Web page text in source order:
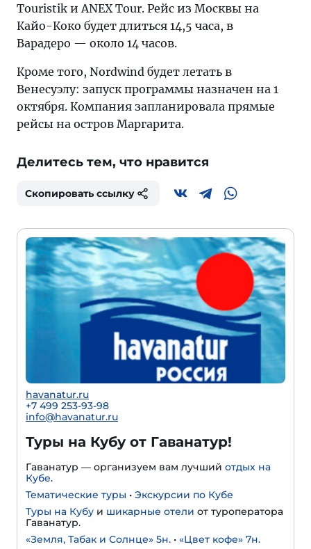
Touristik и ANEX Tour. Рейс из Москвы на
Кайо-Коко будет длиться 14,5 часа, в
Варадеро — около 14 часов.
Кроме того, Nordwind будет летать в
Венесуэлу: запуск программы назначен на 1
октября. Компания запланировала прямые
рейсы на остров Маргарита.
Делитесь тем, что нравится
Скопировать ссылку
havanatur.ru
+7 499 253-93-98
info@havanatur.ru
Туры на Кубу от Гаванатур!
Гаванатур — организуем вам лучший отдых на
Кубе.
Тематические туры • Экскурсии по Кубе
Туры на Кубу и шикарные отели от туроператора
Гаванатур.
«Земля, Табак и Солнце» 5н. • «Цвет кофе» 7н.